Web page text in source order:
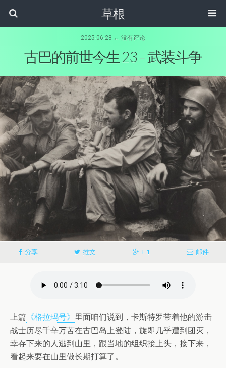
草根
2025-06-28 ↔ 没有评论
古巴的前世今生 23 – 武装斗争
分享 推文 + 1 邮件
上篇 《格拉玛号》 里面咱们说到，卡斯特罗带着他的游击
战士历尽千辛万苦在古巴岛上登陆，旋即几乎遭到团灭，
幸存下来的人逃到山里，跟当地的组织接上头，接下来，
看起来要在山里做长期打算了。